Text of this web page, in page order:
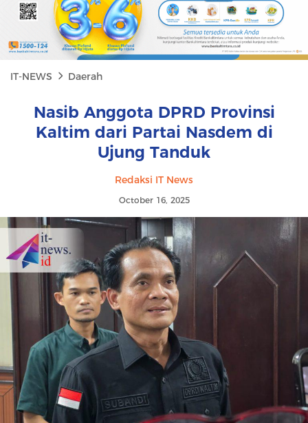
IT-NEWS Daerah
Nasib Anggota DPRD Provinsi
Kaltim dari Partai Nasdem di
Ujung Tanduk
Redaksi IT News
October 16, 2025